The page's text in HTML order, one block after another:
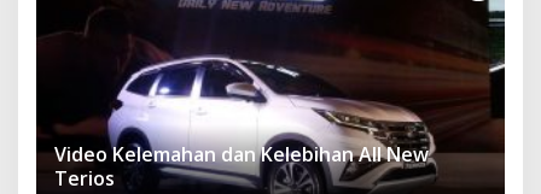
Video Kelemahan dan Kelebihan All New
Terios